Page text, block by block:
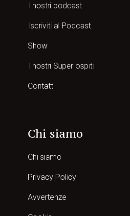
I nostri podcast
Iscriviti al Podcast
Show
I nostri Super ospiti
Contatti
Chi siamo
Chi siamo
Privacy Policy
Avvertenze